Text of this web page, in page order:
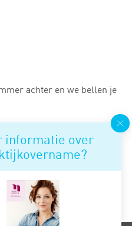
informatie over
achter en we bellen je